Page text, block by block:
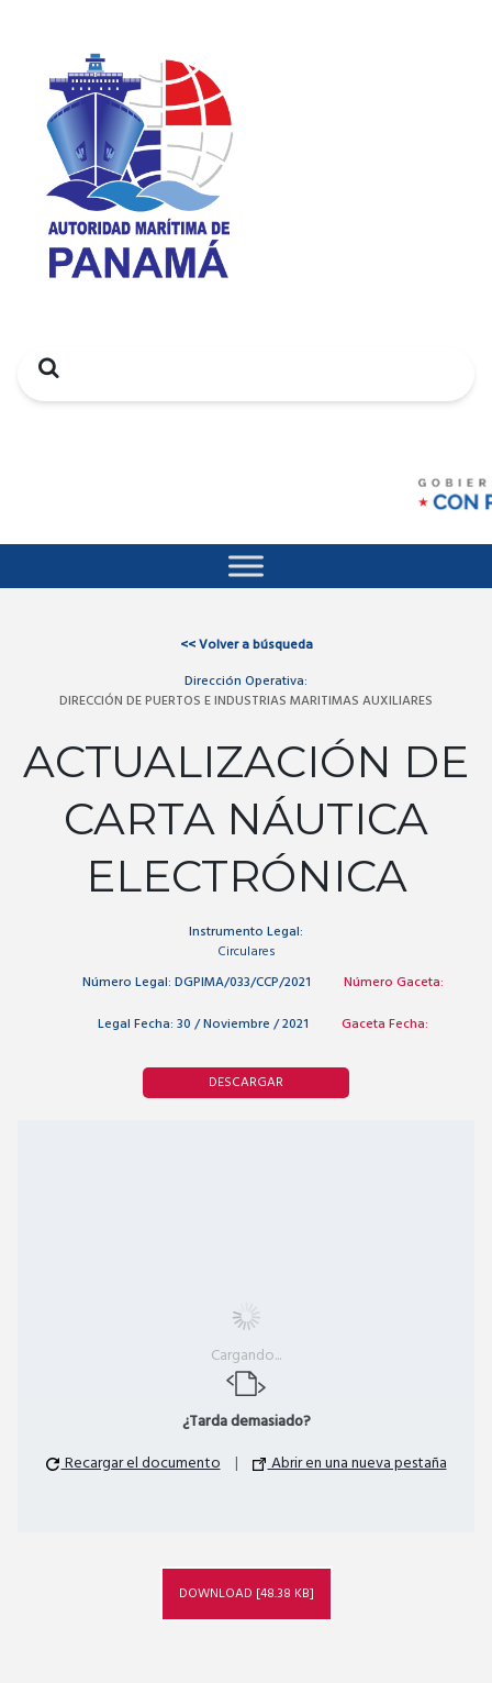
Search
<<Volver a búsqueda
Dirección Operativa:
DIRECCIÓN DE PUERTOS E INDUSTRIAS MARITIMAS AUXILIARES
ACTUALIZACIÓN DE
CARTA NÁUTICA
ELECTRÓNICA
Instrumento Legal:
Circulares
Número Legal: DGPIMA/033/CCP/2021
Número Gaceta:
Legal Fecha: 30 / Noviembre / 2021 Gaceta Fecha:
DESCARGAR
Cargando...
¿Tarda demasiado?
Recargar el documento
| Abrir en una nueva pestaña
DOWNLOAD [48.38 KB]